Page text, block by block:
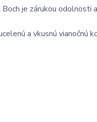
je zárukou odolnosti
a vkusnú vianočnú